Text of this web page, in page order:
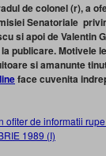
de colonel (r), a
Senatoriale
si apoi de Valentin
publicare. Motivele
si amanunte
face cuvenita
de informatii
1989 (I)